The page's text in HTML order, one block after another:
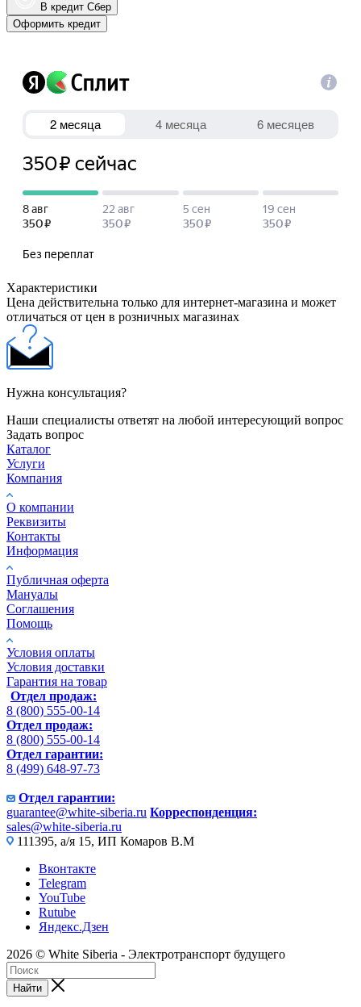
В кредит Сбер
Оформить кредит
Характеристики
Цена действительна только для интернет-магазина и может
отличаться от цен в розничных магазинах
Нужна консультация?
Наши специалисты ответят на любой интересующий вопрос
Задать вопрос
Каталог
Услуги
Компания
О компании
Реквизиты
Контакты
Информация
Публичная оферта
Мануалы
Соглашения
Помощь
Условия оплаты
Условия доставки
Гарантия на товар
Отдел продаж:
8 (800) 555-00-14
Отдел продаж:
8 (800) 555-00-14
Отдел гарантии:
8 (499) 648-97-73
Отдел гарантии:
guarantee@white-siberia.ru Корреспонденция:
sales@white-siberia.ru
111395, а/я 15, ИП Комаров В.М
Вконтакте
Telegram
YouTube
Rutube
Яндекс.Дзен
2026 © White Siberia - Электротранспорт будущего
Найти